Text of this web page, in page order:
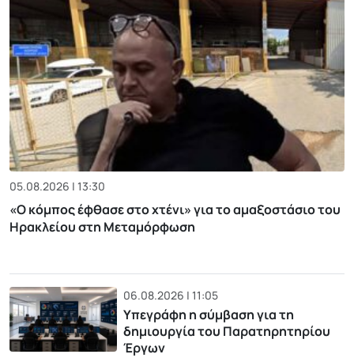
05.08.2026 | 13:30
«Ο κόμπος έφθασε στο χτένι» για το αμαξοστάσιο του
Ηρακλείου στη Μεταμόρφωση
06.08.2026 | 11:05
Υπεγράφη η σύμβαση για τη
δημιουργία του Παρατηρητηρίου
Έργων